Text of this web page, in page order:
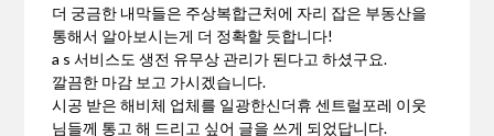
더 궁금한 내막들은 주상복합근처에 자리 잡은 부동산을
통해서 알아보시는게 더 정확할 듯합니다!
a s 서비스도 생전 유무상 관리가 된다고 하셨구요.
깔끔한 마감 보고 가시겠습니다.
시공 받은 해비체 업체를 일광한신더휴 센트럴포레 이웃
님들께 통고 해 드리고 싶어 글을 쓰게 되었답니다.